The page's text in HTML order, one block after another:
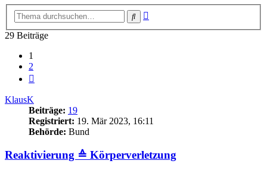
Suche
29 Beiträge
1
2
KlausK
Beiträge: 19
Registriert: 19. Mär 2023, 16:11
Behörde: Bund
Reaktivierung ≙ Körperverletzung